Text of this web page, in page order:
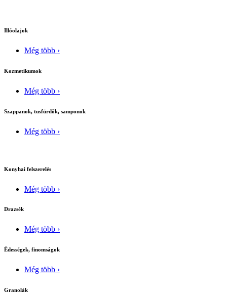
Illóolajok
Még több ›
Kozmetikumok
Még több ›
Szappanok, tusfürdők, samponok
Még több ›
Konyhai felszerelés
Még több ›
Drazsék
Még több ›
Édességek, finomságok
Még több ›
Granolák